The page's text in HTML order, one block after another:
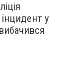
інцидент у